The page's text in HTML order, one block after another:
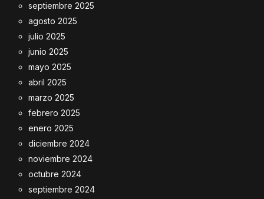
septiembre 2025
agosto 2025
julio 2025
junio 2025
mayo 2025
abril 2025
marzo 2025
febrero 2025
enero 2025
diciembre 2024
noviembre 2024
octubre 2024
septiembre 2024